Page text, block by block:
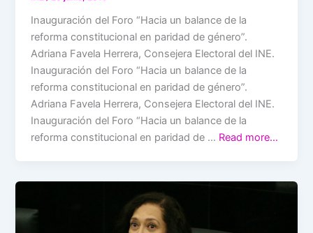
Inauguración del Foro “Hacia un balance de la
reforma constitucional en paridad de género”.
Adriana Favela Herrera, Consejera Electoral del INE.
Inauguración del Foro “Hacia un balance de la
reforma constitucional en paridad de género”.
Adriana Favela Herrera, Consejera Electoral del INE.
Inauguración del Foro “Hacia un balance de la
reforma constitucional en paridad de … Read more…